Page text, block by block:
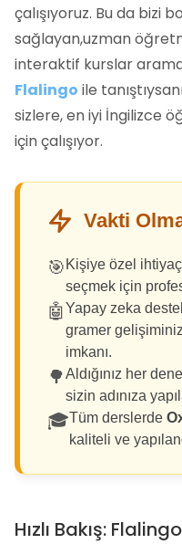
çalışıyoruz. Bu da bizi
sağlayan,uzman
interaktif kurslar
Flalingo ile
sizlere, en iyi İngilizce
için çalışıyor.
Vakti
🎯 Kişiye özel
seçmek için
🤖Yapay zeka
gramer
imkanı.
🌳Aldığınız her
sizin adınıza
🎓Tüm derslerde
kaliteli ve
Hızlı Bakış: